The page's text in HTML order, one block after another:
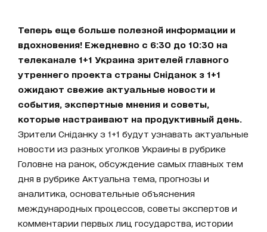
Теперь еще больше полезной информации и
вдохновения! Ежедневно с 6:30 до 10:30 на
телеканале 1+1 Украина зрителей главного
утреннего проекта страны Сніданок з 1+1
ожидают свежие актуальные новости и
события, экспертные мнения и советы,
которые настраивают на продуктивный день.
Зрители Сніданку з 1+1 будут узнавать актуальные
новости из разных уголков Украины в рубрике
Головне на ранок, обсуждение самых главных тем
дня в рубрике Актуальна тема, прогнозы и
аналитика, основательные объяснения
международных процессов, советы экспертов и
комментарии первых лиц государства, истории